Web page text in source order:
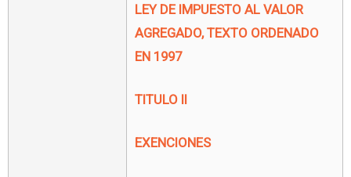
LEY DE IMPUESTO AL VALOR
AGREGADO, TEXTO ORDENADO
EN 1997
TITULO II
EXENCIONES